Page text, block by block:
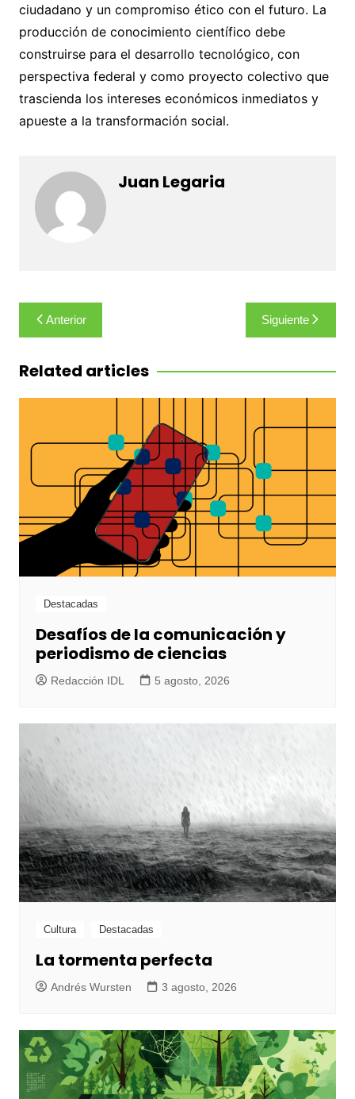
ciudadano y un compromiso ético con el futuro. La
producción de conocimiento científico debe
construirse para el desarrollo tecnológico, con
perspectiva federal y como proyecto colectivo que
trascienda los intereses económicos inmediatos y
apueste a la transformación social.
Juan Legaria
Navegación
de
entradas
Anterior Siguiente
Related articles
Destacadas
Desafíos de la comunicación y
periodismo de ciencias
Redacción IDL 5 agosto, 2026
Cultura Destacadas
La tormenta perfecta
Andrés Wursten 3 agosto, 2026